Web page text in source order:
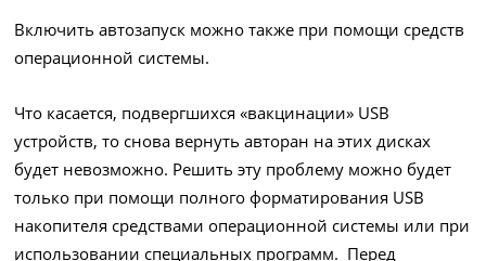
Включить автозапуск можно также при помощи средств
операционной системы.
Что касается, подвергшихся «вакцинации» USB
устройств, то снова вернуть авторан на этих дисках
будет невозможно. Решить эту проблему можно будет
только при помощи полного форматирования USB
накопителя средствами операционной системы или при
использовании специальных программ. Перед